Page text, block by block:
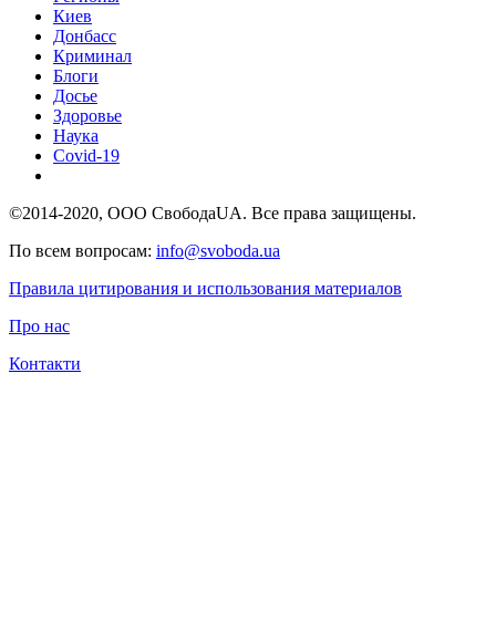
Киев
Донбасс
Криминал
Блоги
Досье
Здоровье
Наука
Covid-19
©2014-2020, ООО СвободаUA. Все права защищены.
По всем вопросам: info@svoboda.ua
Правила цитирования и использования материалов
Про нас
Контакти